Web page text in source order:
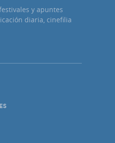
y apuntes
diaria, cinefilia